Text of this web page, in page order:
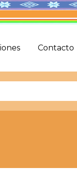
Contacto